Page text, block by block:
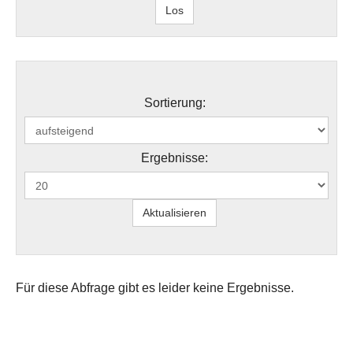
Sortierung:
Ergebnisse:
Für diese Abfrage gibt es leider keine Ergebnisse.